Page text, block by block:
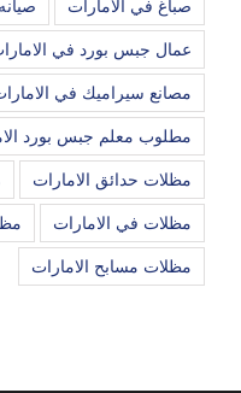
صباغ في الامارات
عمال جبس بورد في
مصانع سيراميك في
مطلوب معلم جبس بورد
مظلات حدائق الامارات
مظلات في الامارات
مظلات مسابح الامارات